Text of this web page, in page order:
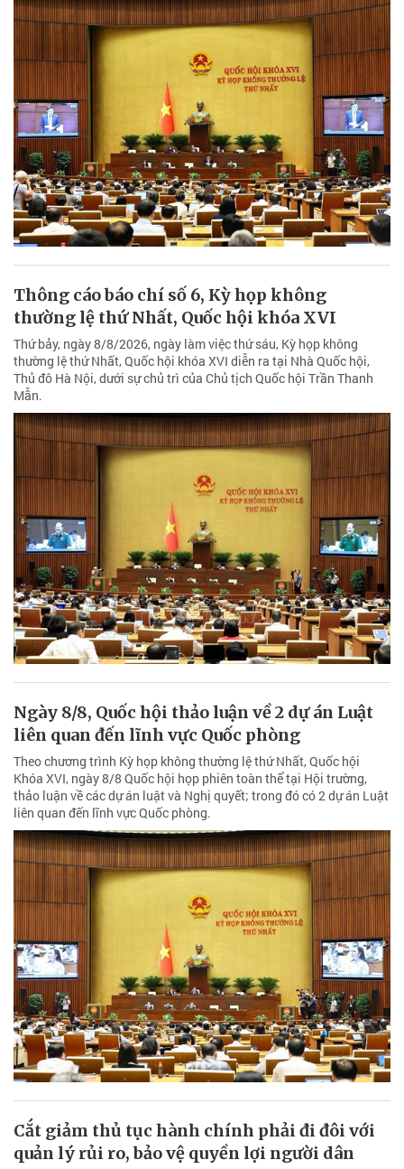
Thông cáo báo chí số 6, Kỳ họp không
thường lệ thứ Nhất, Quốc hội khóa XVI
Thứ bảy, ngày 8/8/2026, ngày làm việc thứ sáu, Kỳ họp không
thường lệ thứ Nhất, Quốc hội khóa XVI diễn ra tại Nhà Quốc hội,
Thủ đô Hà Nội, dưới sự chủ trì của Chủ tịch Quốc hội Trần Thanh
Mẫn.
Ngày 8/8, Quốc hội thảo luận về 2 dự án Luật
liên quan đến lĩnh vực Quốc phòng
Theo chương trình Kỳ họp không thường lệ thứ Nhất, Quốc hội
Khóa XVI, ngày 8/8 Quốc hội họp phiên toàn thể tại Hội trường,
thảo luận về các dự án luật và Nghị quyết; trong đó có 2 dự án Luật
liên quan đến lĩnh vực Quốc phòng.
Cắt giảm thủ tục hành chính phải đi đôi với
quản lý rủi ro, bảo vệ quyền lợi người dân